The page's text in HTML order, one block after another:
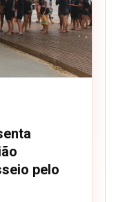
pelo